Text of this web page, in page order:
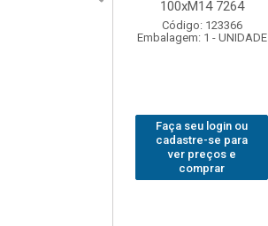
200x36x30
Código: 202290
Embalagem: 1 - UNIDADE
Faça seu login ou
cadastre-se para
ver preços e
comprar